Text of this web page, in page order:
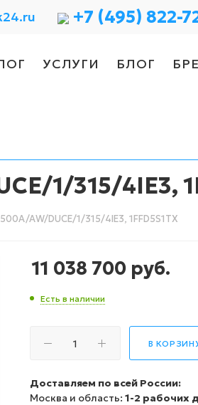
+7 (495) 822-
УСЛУГИ БЛОГ
1/315/4IE3,
AW/DUCE/1/315/4IE3, 1FFD5S1TX
11 038 700 руб.
Есть в наличии
В
Доставляем по всей России:
Москва и область: 1-2 рабочих